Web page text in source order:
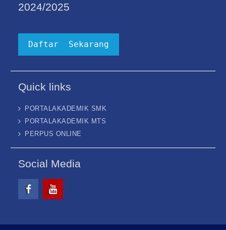
2024/2025
Daftar Sekarang
Quick links
PORTALAKADEMIK SMK
PORTALAKADEMIK MTS
PERPUS ONLINE
Social Media